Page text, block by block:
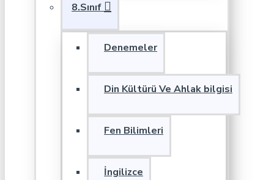
8.Sınıf
Denemeler
Din Kültürü Ve Ahlak bilgisi
Fen Bilimleri
İngilizce